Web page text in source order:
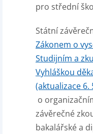
pro střední
Státní
Zákonem o
Studijním a
Vyhláškou
(aktualizace 6.
o
závěrečné
bakalářské a